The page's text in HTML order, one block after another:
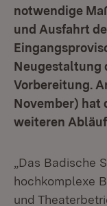
notwendige
und Ausfahrt
Neugestaltung
Vorbereitung.
November) hat
weiteren
„Das Badische
hochkomplexe
und